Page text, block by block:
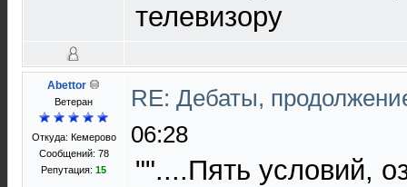
телевизору
Abettor
Ветеран
Откуда: Кемерово
Сообщений: 78
Репутация: 15
RE: Дебаты,
06:28
""....Пять условий,